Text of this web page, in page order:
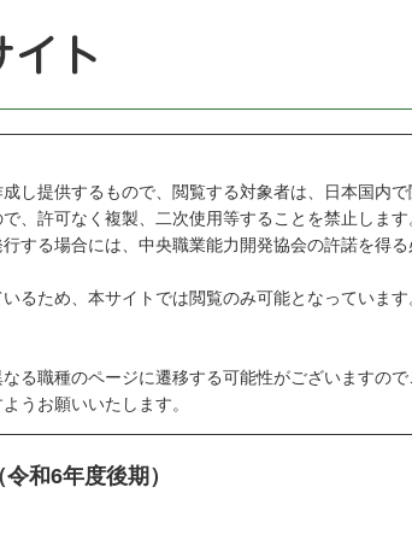
提供するもので、閲覧する対象者は、日本国内で
許可なく複製、二次使用等することを禁止します
する場合には、中央職業能力開発協会の許諾を得
ため、本サイトでは閲覧のみ可能となっています
職種のページに遷移する可能性がございますので
うお願いいたします。
和6年度後期）